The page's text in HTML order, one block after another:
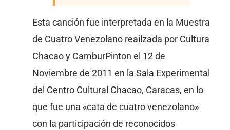
Esta canción fue interpretada en la Muestra
de Cuatro Venezolano reailzada por Cultura
Chacao y CamburPinton el 12 de
Noviembre de 2011 en la Sala Experimental
del Centro Cultural Chacao, Caracas, en lo
que fue una «cata de cuatro venezolano»
con la participación de reconocidos